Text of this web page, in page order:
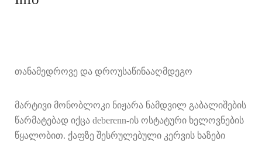
თანამედროვე და დროუსაწინააღმდეგო
მარტივი მონობლოკი ნიჟარა ნამდვილ გაბალიშების
წარმატებად იქცა deberenn-ის ოსტატური ხელოვნების
წყალობით. ქაფზე შესრულებული კერვის ხაზები